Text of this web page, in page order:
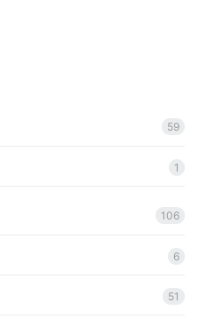
59
1
106
6
51